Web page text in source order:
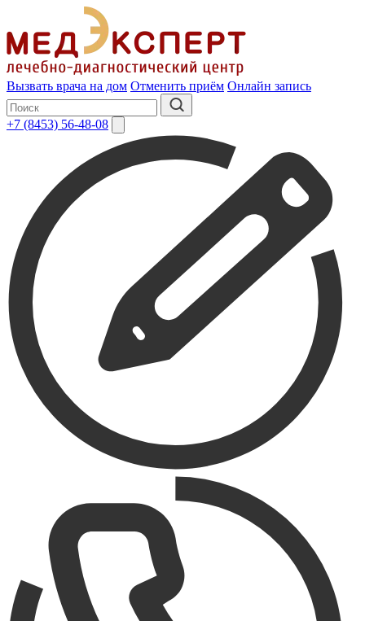
Вызвать врача на дом Отменить приём Онлайн запись
+7 (8453) 56-48-08